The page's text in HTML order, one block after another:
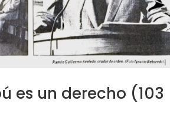
es un derecho (103